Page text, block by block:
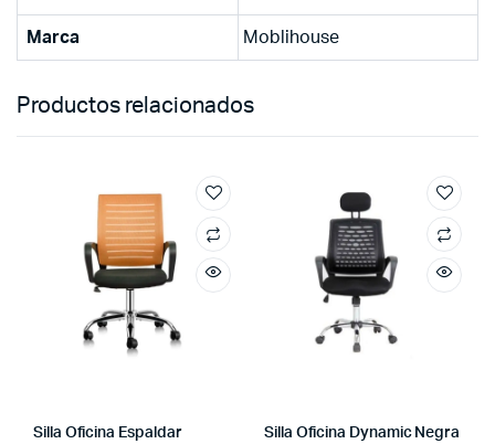
Marca Moblihouse
Productos relacionados
Silla Oficina Espaldar
Silla Oficina Dynamic Negra